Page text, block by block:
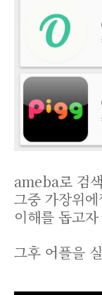
ameba로 검
그중 가장위
이해를 돕고
그후 어플을